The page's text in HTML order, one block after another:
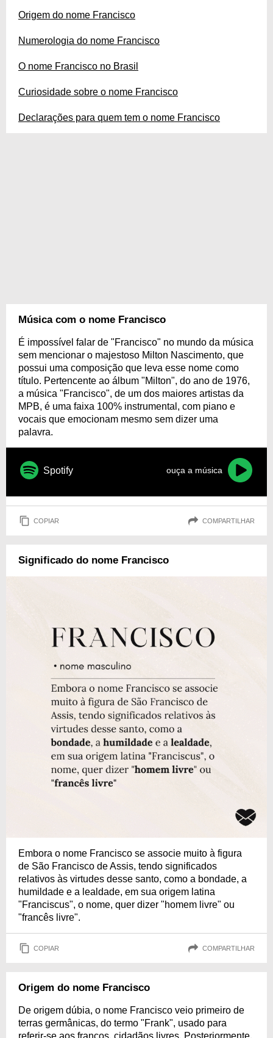
Origem do nome Francisco
Numerologia do nome Francisco
O nome Francisco no Brasil
Curiosidade sobre o nome Francisco
Declarações para quem tem o nome Francisco
Música com o nome Francisco
É impossível falar de "Francisco" no mundo da música
sem mencionar o majestoso Milton Nascimento, que
possui uma composição que leva esse nome como
título. Pertencente ao álbum "Milton", do ano de 1976,
a música "Francisco", de um dos maiores artistas da
MPB, é uma faixa 100% instrumental, com piano e
vocais que emocionam mesmo sem dizer uma
palavra.
Spotify ouça a música
COPIAR COMPARTILHAR
Significado do nome Francisco
Embora o nome Francisco se associe muito à figura
de São Francisco de Assis, tendo significados
relativos às virtudes desse santo, como a bondade, a
humildade e a lealdade, em sua origem latina
"Franciscus", o nome, quer dizer "homem livre" ou
"francês livre".
COPIAR COMPARTILHAR
Origem do nome Francisco
De origem dúbia, o nome Francisco veio primeiro de
terras germânicas, do termo "Frank", usado para
referir-se aos francos, cidadãos livres. Posteriormente,